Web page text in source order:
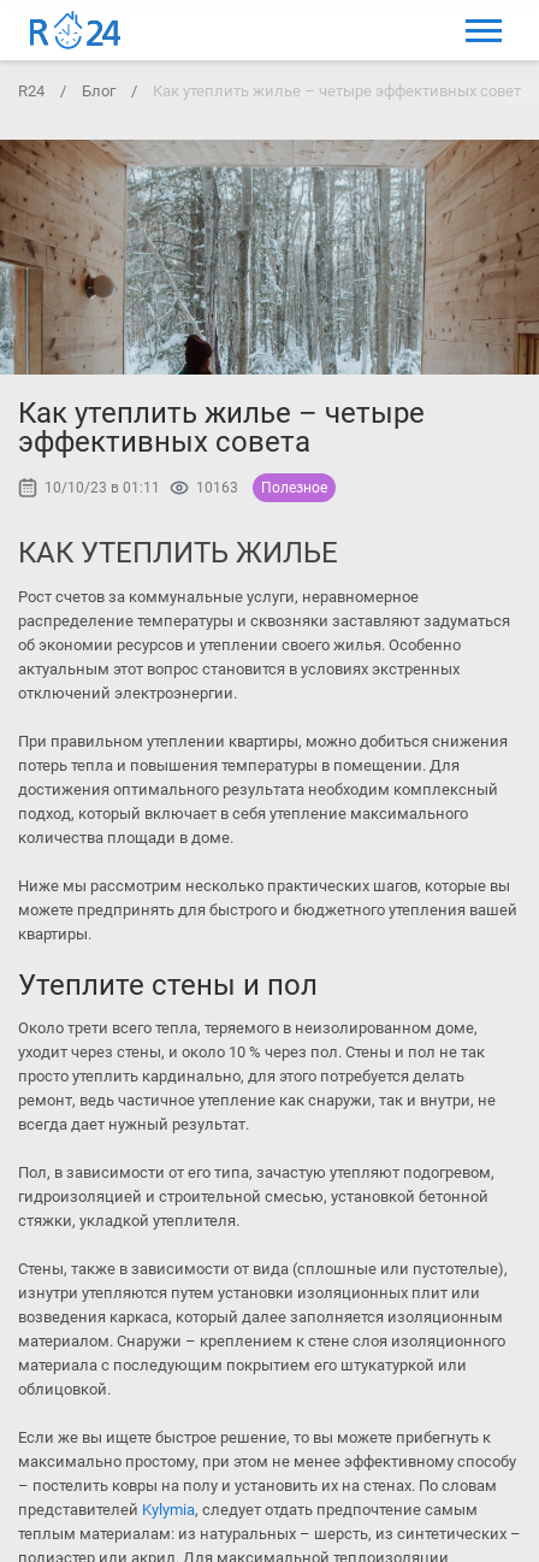
МЕНЮ
ВХОД И РЕГИСТРАЦИЯ
ИЗБРАННЫЕ ОБЪЯВЛЕНИЯ
КОММЕНТАРИИ К ОБЪЯВЛЕНИЯ
КОНТАКТЫ
КАК ДОБАВИТЬ ОБЪЯВЛЕНИЕ
R24 / Блог / Как утеплить жилье – четыре эффективных совета
Как утеплить жилье – четыре
эффективных совета
10/10/23 в 01:11 10163 Полезное
КАК УТЕПЛИТЬ ЖИЛЬЕ
Рост счетов за коммунальные услуги, неравномерное
распределение температуры и сквозняки заставляют задуматься
об экономии ресурсов и утеплении своего жилья. Особенно
актуальным этот вопрос становится в условиях экстренных
отключений электроэнергии.
При правильном утеплении квартиры, можно добиться снижения
потерь тепла и повышения температуры в помещении. Для
достижения оптимального результата необходим комплексный
подход, который включает в себя утепление максимального
количества площади в доме.
Ниже мы рассмотрим несколько практических шагов, которые вы
можете предпринять для быстрого и бюджетного утепления вашей
квартиры.
Утеплите стены и пол
Около трети всего тепла, теряемого в неизолированном доме,
уходит через стены, и около 10 % через пол. Стены и пол не так
просто утеплить кардинально, для этого потребуется делать
ремонт, ведь частичное утепление как снаружи, так и внутри, не
всегда дает нужный результат.
Пол, в зависимости от его типа, зачастую утепляют подогревом,
гидроизоляцией и строительной смесью, установкой бетонной
стяжки, укладкой утеплителя.
Стены, также в зависимости от вида (сплошные или пустотелые),
изнутри утепляются путем установки изоляционных плит или
возведения каркаса, который далее заполняется изоляционным
материалом. Снаружи – креплением к стене слоя изоляционного
материала с последующим покрытием его штукатуркой или
облицовкой.
Если же вы ищете быстрое решение, то вы можете прибегнуть к
максимально простому, при этом не менее эффективному способу
– постелить ковры на полу и установить их на стенах. По словам
представителей Kylymia, следует отдать предпочтение самым
теплым материалам: из натуральных – шерсть, из синтетических –
полиэстер или акрил. Для максимальной теплоизоляции